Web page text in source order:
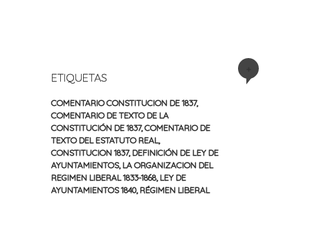
ETIQUETAS
COMENTARIO CONSTITUCION DE 1837,
COMENTARIO DE TEXTO DE LA
CONSTITUCIÓN DE 1837,COMENTARIO DE
TEXTO DEL ESTATUTO REAL
CONSTITUCION 1837, DEFINICIÓN DE LEY DE
AYUNTAMIENTOS, LA ORGANIZACION DEL
REGIMEN LIBERAL 1833-1868, LEY DE
AYUNTAMIENTOS 1840, RÉGIMEN LIBERAL